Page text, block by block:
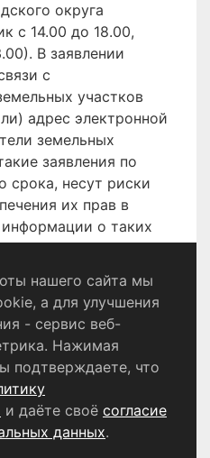
округа
с 14.00 до 18.00,
В заявлении
с
участков
адрес электронной
земельных
заявления по
срока, несут риски
их прав в
о таких
участки..
персональных данных
«Информационный
о регистрации СМИ
нашего сайта мы
а для улучшения
- сервис веб-
Нажимая
подтверждаете, что
и даёте своё согласие
данных.